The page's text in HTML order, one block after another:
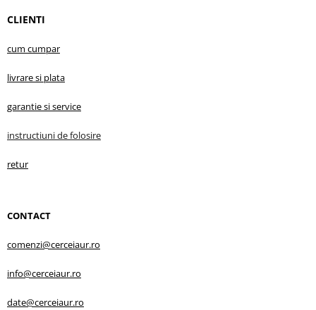
CLIENTI
cum cumpar
livrare si plata
garantiesi service
instructiuni de folosire
retur
CONTACT
comenzi@cerceiaur.ro
info@cerceiaur.ro
date@cerceiaur.ro